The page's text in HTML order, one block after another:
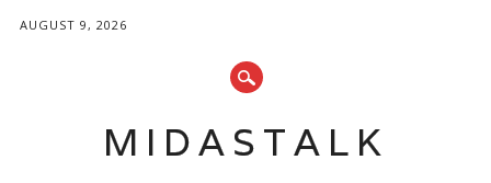
AUGUST 9, 2026
MIDASTALK